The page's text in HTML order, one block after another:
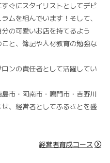
ぐにスタイリストとしてデビ
ムを組んでいます！そして、
の可愛いお店を持てるよう
と、簿記や人材教育の勉強な
ンの責任者として活躍してい
市・阿南市・鳴門市・吉野川
、経営者としてふるさとを盛
経営者育成コース